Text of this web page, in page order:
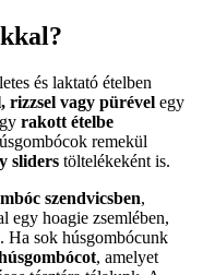
és laktató ételben
rizzsel vagy pürével egy
rakott ételbe
remekül
sliders töltelékeként is.
szendvicsben,
egy hoagie zsemlében,
Ha sok húsgombócunk
, amelyet